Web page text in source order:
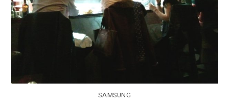
SAMSUNG